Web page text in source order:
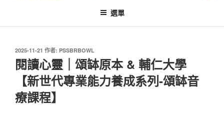
選單
發
佈
於
2025-11-21 作者: PSSBRBOWL
閱讀心靈｜頌缽原本 & 輔仁大學
【新世代專業能力養成系列-頌缽音
療課程】